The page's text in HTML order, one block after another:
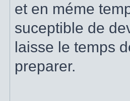
et en méme
suceptible de
laisse le temps
preparer.